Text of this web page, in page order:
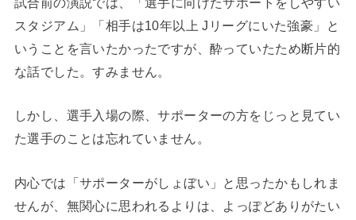
スタジアム」「相手は10年以上 Jリーグにいた強豪」と
いうことを言いたかったですが、酔っていたため断片的
な話でした。すみません。
しかし、選手入場の際、サポーターの方をじっと見てい
た選手のことは忘れていません。
内心では「サポーターがしょぼい」と思ったかもしれま
せんが、無関心に思われるよりは、よっぽどありがたい